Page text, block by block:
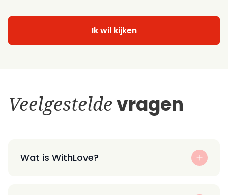
Ik wil kijken
Veelgesteldevragen
Wat is WithLove?